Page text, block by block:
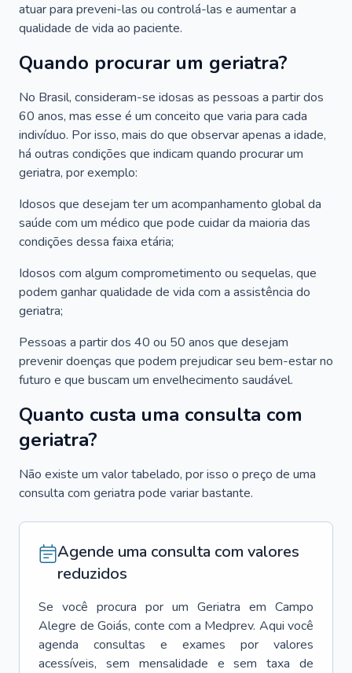
atuar para preveni-las ou controlá-las e aumentar a
qualidade de vida ao paciente.
Quando procurar um geriatra?
No Brasil, consideram-se idosas as pessoas a partir dos
60 anos, mas esse é um conceito que varia para cada
indivíduo. Por isso, mais do que observar apenas a idade,
há outras condições que indicam quando procurar um
geriatra, por exemplo:
Idosos que desejam ter um acompanhamento global da
saúde com um médico que pode cuidar da maioria das
condições dessa faixa etária;
Idosos com algum comprometimento ou sequelas, que
podem ganhar qualidade de vida com a assistência do
geriatra;
Pessoas a partir dos 40 ou 50 anos que desejam
prevenir doenças que podem prejudicar seu bem-estar no
futuro e que buscam um envelhecimento saudável.
Quanto custa uma consulta com
geriatra?
Não existe um valor tabelado, por isso o preço de uma
consulta com geriatra pode variar bastante.
Agende uma consulta com valores
reduzidos
Se você procura por um Geriatra em Campo
Alegre de Goiás, conte com a Medprev. Aqui você
agenda consultas e exames por valores
acessíveis, sem mensalidade e sem taxa de